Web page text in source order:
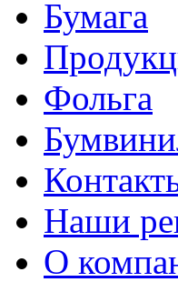
Бумага
Фольга
Наши
О